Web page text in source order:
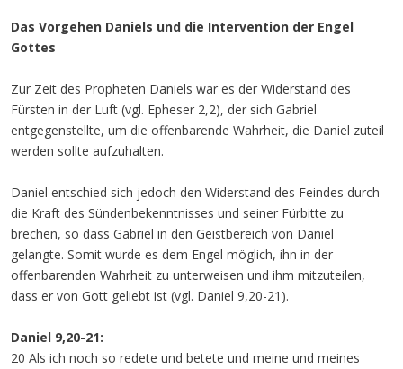
Das Vorgehen Daniels und die Intervention der Engel
Gottes
Zur Zeit des Propheten Daniels war es der Widerstand des
Fürsten in der Luft (vgl. Epheser 2,2), der sich Gabriel
entgegenstellte, um die offenbarende Wahrheit, die Daniel zuteil
werden sollte aufzuhalten.
Daniel entschied sich jedoch den Widerstand des Feindes durch
die Kraft des Sündenbekenntnisses und seiner Fürbitte zu
brechen, so dass Gabriel in den Geistbereich von Daniel
gelangte. Somit wurde es dem Engel möglich, ihn in der
offenbarenden Wahrheit zu unterweisen und ihm mitzuteilen,
dass er von Gott geliebt ist (vgl. Daniel 9,20-21).
Daniel 9,20-21:
20 Als ich noch so redete und betete und meine und meines